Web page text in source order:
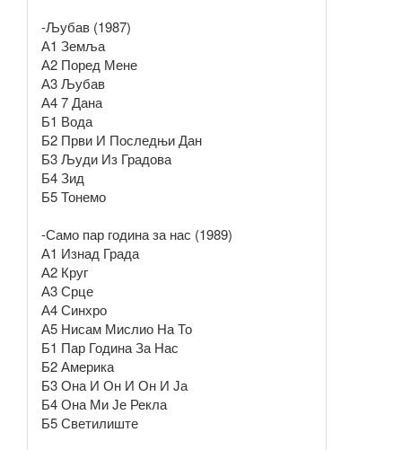
-Љубав (1987)
А1 Земља
А2 Поред Мене
А3 Љубав
А4 7 Дана
Б1 Вода
Б2 Први И Последњи Дан
Б3 Људи Из Градова
Б4 Зид
Б5 Тонемо
-Само пар година за нас (1989)
А1 Изнад Града
А2 Круг
А3 Срце
А4 Синхро
А5 Нисам Мислио На То
Б1 Пар Година За Нас
Б2 Америка
Б3 Она И Он И Он И Ја
Б4 Она Ми Је Рекла
Б5 Светилиште